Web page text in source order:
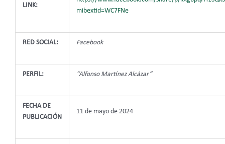
LINK:
mibextid=WC7FNe
RED SOCIAL: Facebook
PERFIL: “Alfonso Martínez Alcázar”
FECHA DE
PUBLICACIÓN
11 de mayo de 2024